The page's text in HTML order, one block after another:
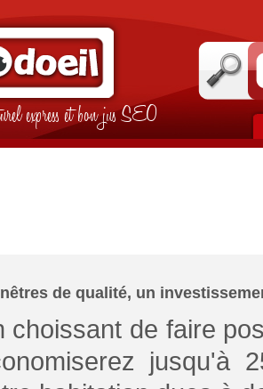
express et bon jus SEO
de qualité, un
choissant de faire
jusqu'à